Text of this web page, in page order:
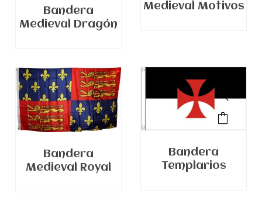
Bandera
Medieval Dragón
Medieval Motivos
Bandera
Medieval Royal
Bandera
Templarios